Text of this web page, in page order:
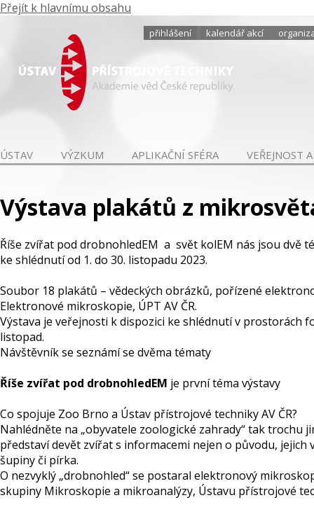
Přejít k hlavnímu obsahu
přihlášení kalendář akcí
ÚSTAV VÝZKUM APLIKAČNÍ SFÉRA VEŘEJNOST
Výstava plakátů z
Říše zvířat pod drobnohledEM a svět kolEM nás jsou dvě
ke shlédnutí od 1. do 30. listopadu 2023.
Soubor 18 plakátů – vědeckých obrázků, pořízené
Elektronové mikroskopie, ÚPT AV ČR.
Výstava je veřejnosti k dispozici ke shlédnutí v prostorách
listopad.
Návštěvník se seznámí se dvěma tématy
Říše zvířat pod drobnohledEM je první téma výstavy
Co spojuje Zoo Brno a Ústav přístrojové techniky AV ČR?
Nahlédněte na „obyvatele zoologické zahrady“ tak trochu
představí devět zvířat s informacemi nejen o původu,
šupiny či pírka.
O nezvyklý „drobnohled“ se postaral elektronový
skupiny Mikroskopie a mikroanalýzy, Ústavu přístrojové